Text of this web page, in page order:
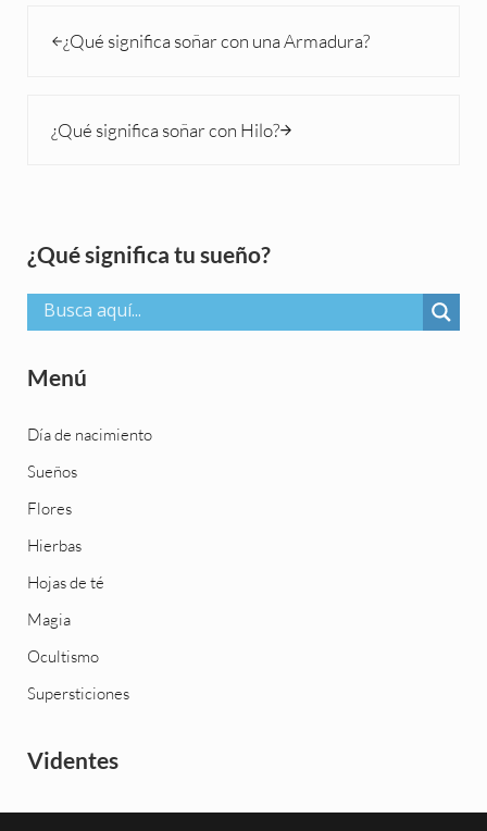
¿Qué significa soñar con una Armadura?
¿Qué significa soñar con Hilo?
Sidebar
¿Qué significa tu sueño?
Menú
Día de nacimiento
Sueños
Flores
Hierbas
Hojas de té
Magia
Ocultismo
Supersticiones
Videntes